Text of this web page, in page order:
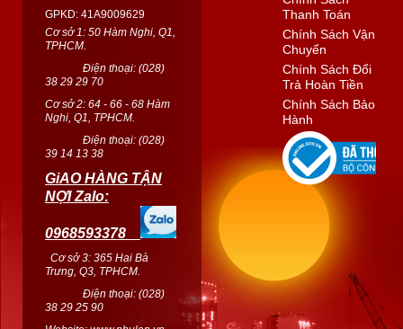
GPKD: 41A9009629
Cơ sở 1: 50 Hàm Nghi, Q1,
TPHCM.
Điện thoại: (028)
38 29 29 70
Cơ sở 2: 64 - 66 - 68 Hàm
Nghi, Q1, TPHCM.
Điện thoại: (028)
39 14 13 38
GiAO HÀNG TẬN
NỢI Zalo:
0968593378
Cơ sở 3: 365 Hai Bà
Trưng, Q3, TPHCM.
Điện thoại: (028)
38 29 25 90
Thanh Toán
Chính Sách Vận
Chuyển
Chính Sách Đổi
Trả Hoàn Tiền
Chính Sách Bảo
Hành